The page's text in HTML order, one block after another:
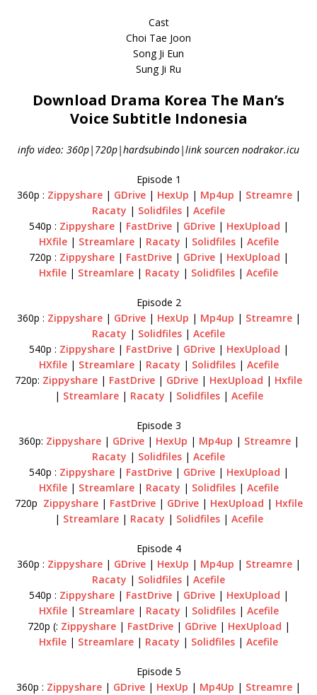
Cast
Choi Tae Joon
Song Ji Eun
Sung Ji Ru
Download Drama Korea The Man’s
Voice Subtitle Indonesia
info video: 360p|720p|hardsubindo|link sourcen nodrakor.icu
Episode 1
360p : Zippyshare | GDrive| HexUp | Mp4up | Streamre|
Racaty | Solidfiles | Acefile
540p : Zippyshare| FastDrive| GDrive| HexUpload |
HXfile| Streamlare| Racaty | Solidfiles| Acefile
720p : Zippyshare| FastDrive| GDrive| HexUpload |
Hxfile | Streamlare | Racaty | Solidfiles | Acefile
Episode 2
360p : Zippyshare | GDrive| HexUp | Mp4up | Streamre|
Racaty | Solidfiles | Acefile
540p : Zippyshare| FastDrive| GDrive| HexUpload |
HXfile| Streamlare| Racaty | Solidfiles| Acefile
720p: Zippyshare | FastDrive | GDrive | HexUpload | Hxfile
| Streamlare| Racaty | Solidfiles| Acefile
Episode 3
360p: Zippyshare| GDrive| HexUp | Mp4up | Streamre|
Racaty | Solidfiles | Acefile
540p : Zippyshare| FastDrive| GDrive| HexUpload |
HXfile| Streamlare| Racaty | Solidfiles| Acefile
720p Zippyshare| FastDrive| GDrive| HexUpload | Hxfile
| Streamlare| Racaty | Solidfiles| Acefile
Episode 4
360p : Zippyshare| GDrive| HexUp | Mp4up | Streamre|
Racaty | Solidfiles | Acefile
540p : Zippyshare| FastDrive| GDrive| HexUpload |
HXfile| Streamlare| Racaty | Solidfiles| Acefile
720p (: Zippyshare| FastDrive| GDrive| HexUpload |
Hxfile | Streamlare | Racaty | Solidfiles | Acefile
Episode 5
360p : Zippyshare | GDrive | HexUp | Mp4Up | Streamre |